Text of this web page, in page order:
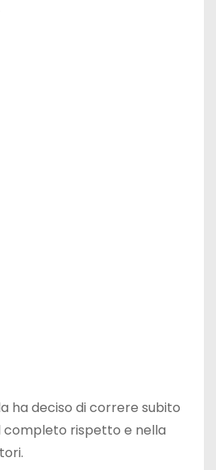
ha deciso di correre subito
completo rispetto e nella